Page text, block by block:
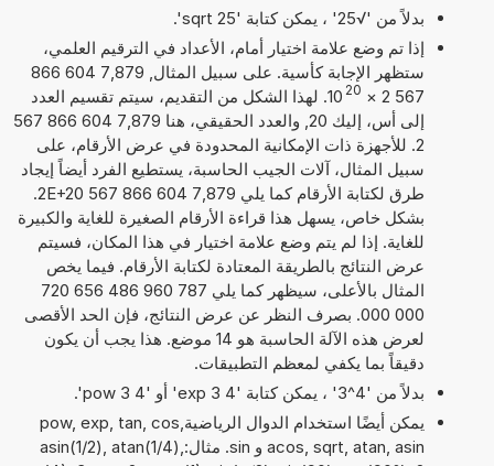
بدلاً من '√25' ، يمكن كتابة 'sqrt 25'.
إذا تم وضع علامة اختيار أمام، الأعداد في الترقيم العلمي،
ستظهر الإجابة كأسية. على سبيل المثال, 7,879 604 866
567 2
×
10 20
. لهذا الشكل من التقديم، سيتم تقسيم العدد
إلى أس، إليك 20, والعدد الحقيقي، هنا 7,879 604 866 567
2. للأجهزة ذات الإمكانية المحدودة في عرض الأرقام، على
سبيل المثال، آلات الجيب الحاسبة، يستطيع الفرد أيضاً إيجاد
طرق لكتابة الأرقام كما يلي 7,879 604 866 567 2E+20.
بشكل خاص، يسهل هذا قراءة الأرقام الصغيرة للغاية والكبيرة
للغاية. إذا لم يتم وضع علامة اختيار في هذا المكان، فسيتم
عرض النتائج بالطريقة المعتادة لكتابة الأرقام. فيما يخص
المثال بالأعلى، سيظهر كما يلي 787 960 486 656 720
000 000. بصرف النظر عن عرض النتائج، فإن الحد الأقصى
لعرض هذه الآلة الحاسبة هو 14 موضع. هذا يجب أن يكون
دقيقاً بما يكفي لمعظم التطبيقات.
بدلاً من '4^3' ، يمكن كتابة '4 exp 3' أو '4 pow 3'.
يمكن أيضًا استخدام الدوال الرياضيةpow, exp, tan, cos,
acos, sqrt, atan, asin و sin. مثال:asin(1/2), atan(1/4),